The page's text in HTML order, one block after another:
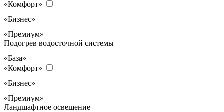
«Комфорт»
«Бизнес»
«Премиум»
Подогрев водосточной системы
«База»
«Комфорт»
«Бизнес»
«Премиум»
Ландшафтное освещение